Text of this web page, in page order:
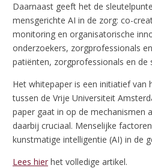
Daarnaast geeft het de
mensgerichte AI in de zorg: co-
monitoring en organisatorische
onderzoekers, zorgprofessionals
patiënten, zorgprofessionals en de
Het whitepaper is een initiatief van
tussen de Vrije Universiteit
paper gaat in op de mechanismen
daarbij cruciaal. Menselijke
kunstmatige intelligentie (AI) in de
Lees hier het volledige artikel.